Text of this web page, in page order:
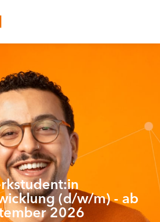
(d/w/m) - ab
2026